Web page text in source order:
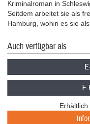
Kriminalroman in
Seitdem arbeitet sie als
Hamburg, wohin es sie
Auch verfügbar als